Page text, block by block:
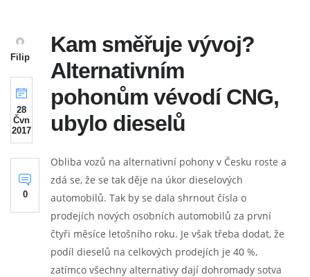
Filip
28
Čvn
2017
0
Kam směřuje vývoj?
Alternativním
pohonům vévodí CNG,
ubylo dieselů
Obliba vozů na alternativní pohony v Česku roste a
zdá se, že se tak děje na úkor dieselových
automobilů. Tak by se dala shrnout čísla o
prodejích nových osobních automobilů za první
čtyři měsíce letošního roku. Je však třeba dodat, že
podíl dieselů na celkových prodejích je 40 %,
zatímco všechny alternativy dají dohromady sotva